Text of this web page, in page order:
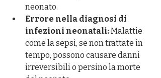
neonato.
Errore nella diagnosi di
infezioni neonatali: Malattie
come la sepsi, se non trattate in
tempo, possono causare danni
irreversibili o persino la morte